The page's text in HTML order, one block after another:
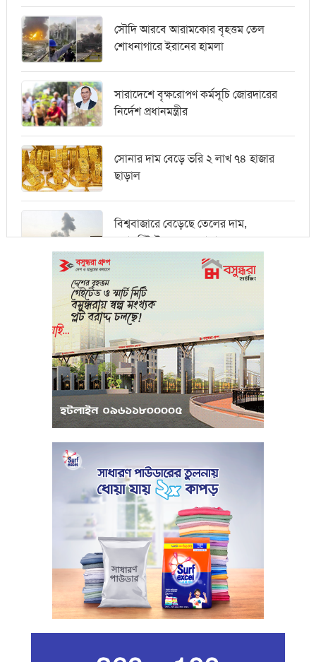
সৌদি আরবে আরামকোর বৃহত্তম তেল
শোধনাগারে ইরানের হামলা
সারাদেশে বৃক্ষরোপণ কর্মসূচি জোরদারের
নির্দেশ প্রধানমন্ত্রীর
সোনার দাম বেড়ে ভরি ২ লাখ ৭৪ হাজার
ছাড়াল
বিশ্ববাজারে বেড়েছে তেলের দাম,
ওয়ালস্ট্রিটে পতনের আভাস
মধ্যপ্রাচ্যে সংকটের কারণে কার্গো পরিবহনে
বিঘ্ন ঘটছে
পরিবেশবান্ধব উদ্যোক্তারা ইউসিবি থেকে
পাবেন ২৫ লাখ টাকা ঋণ
পুঁজিবাজারে অনিয়মের তথ্য প্রদানকারীর
সুরক্ষায় বিধিমালা প্রণয়ন
খামেনি হত্যার প্রতিশোধ নেওয়ার ঘোষণা
ইরানের রেভোল্যুশনারি গার্ডের
কার্বন কারখানার ধোঁয়ায় ক্ষতির মুখে কৃষি ও
পরিবেশ
ইরানের সর্বোচ্চ ধর্মীয় নেতা খামেনি নিহত